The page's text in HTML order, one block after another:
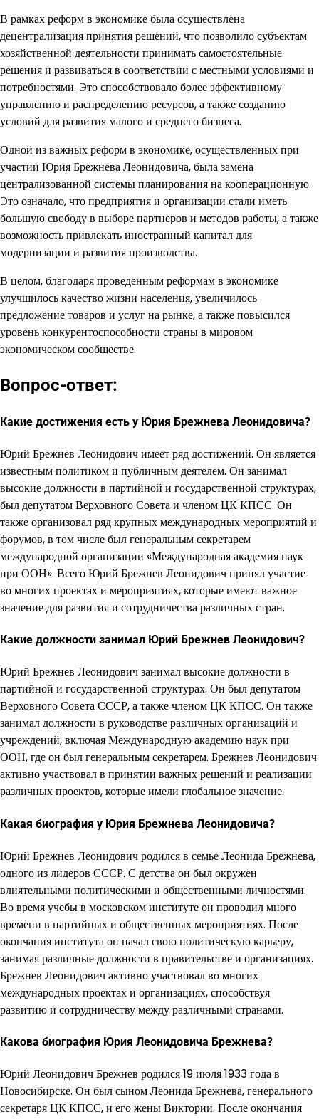
В рамках реформ в экономике была осуществлена
децентрализация принятия решений, что позволило субъектам
хозяйственной деятельности принимать самостоятельные
решения и развиваться в соответствии с местными условиями и
потребностями. Это способствовало более эффективному
управлению и распределению ресурсов, а также созданию
условий для развития малого и среднего бизнеса.
Одной из важных реформ в экономике, осуществленных при
участии Юрия Брежнева Леонидовича, была замена
централизованной системы планирования на кооперационную.
Это означало, что предприятия и организации стали иметь
большую свободу в выборе партнеров и методов работы, а также
возможность привлекать иностранный капитал для
модернизации и развития производства.
В целом, благодаря проведенным реформам в экономике
улучшилось качество жизни населения, увеличилось
предложение товаров и услуг на рынке, а также повысился
уровень конкурентоспособности страны в мировом
экономическом сообществе.
Вопрос-ответ:
Какие достижения есть у Юрия Брежнева Леонидовича?
Юрий Брежнев Леонидович имеет ряд достижений. Он является
известным политиком и публичным деятелем. Он занимал
высокие должности в партийной и государственной структурах,
был депутатом Верховного Совета и членом ЦК КПСС. Он
также организовал ряд крупных международных мероприятий и
форумов, в том числе был генеральным секретарем
международной организации «Международная академия наук
при ООН». Всего Юрий Брежнев Леонидович принял участие
во многих проектах и мероприятиях, которые имеют важное
значение для развития и сотрудничества различных стран.
Какие должности занимал Юрий Брежнев Леонидович?
Юрий Брежнев Леонидович занимал высокие должности в
партийной и государственной структурах. Он был депутатом
Верховного Совета СССР, а также членом ЦК КПСС. Он также
занимал должности в руководстве различных организаций и
учреждений, включая Международную академию наук при
ООН, где он был генеральным секретарем. Брежнев Леонидович
активно участвовал в принятии важных решений и реализации
различных проектов, которые имели глобальное значение.
Какая биография у Юрия Брежнева Леонидовича?
Юрий Брежнев Леонидович родился в семье Леонида Брежнева,
одного из лидеров СССР. С детства он был окружен
влиятельными политическими и общественными личностями.
Во время учебы в московском институте он проводил много
времени в партийных и общественных мероприятиях. После
окончания института он начал свою политическую карьеру,
занимая различные должности в правительстве и организациях.
Брежнев Леонидович активно участвовал во многих
международных проектах и организациях, способствуя
развитию и сотрудничеству между различными странами.
Какова биография Юрия Леонидовича Брежнева?
Юрий Леонидович Брежнев родился 19 июля 1933 года в
Новосибирске. Он был сыном Леонида Брежнева, генерального
секретаря ЦК КПСС, и его жены Виктории. После окончания